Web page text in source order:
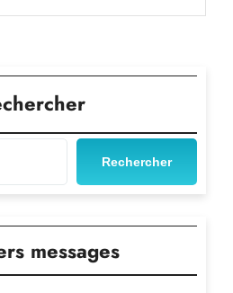
Rechercher
messages